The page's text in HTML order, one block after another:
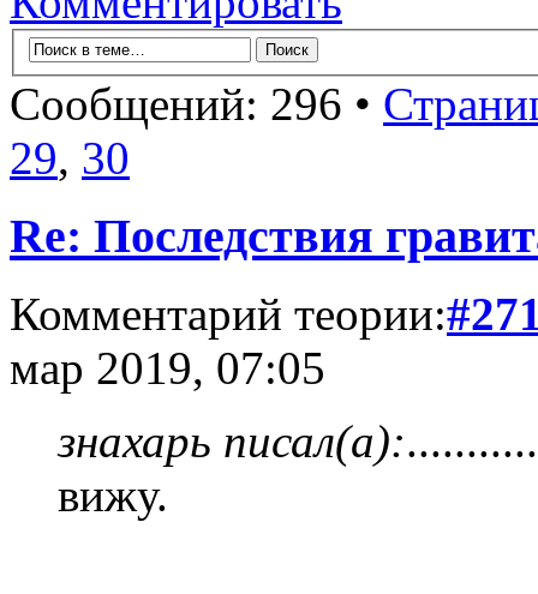
Сообщений: 296 •
29, 30
Re: Последствия
Комментарий теории:
мар 2019, 07:05
знахарь писал(а):
вижу.